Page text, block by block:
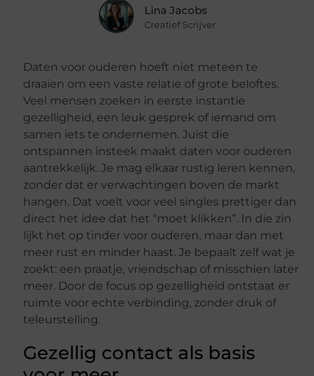
Lina Jacobs
Creatief Scrijver
Daten voor ouderen hoeft niet meteen te
draaien om een vaste relatie of grote beloftes.
Veel mensen zoeken in eerste instantie
gezelligheid, een leuk gesprek of iemand om
samen iets te ondernemen. Juist die
ontspannen insteek maakt daten voor ouderen
aantrekkelijk. Je mag elkaar rustig leren kennen,
zonder dat er verwachtingen boven de markt
hangen. Dat voelt voor veel singles prettiger dan
direct het idee dat het “moet klikken”. In die zin
lijkt het op tinder voor ouderen, maar dan met
meer rust en minder haast. Je bepaalt zelf wat je
zoekt: een praatje, vriendschap of misschien later
meer. Door de focus op gezelligheid ontstaat er
ruimte voor echte verbinding, zonder druk of
teleurstelling.
Gezellig contact als basis